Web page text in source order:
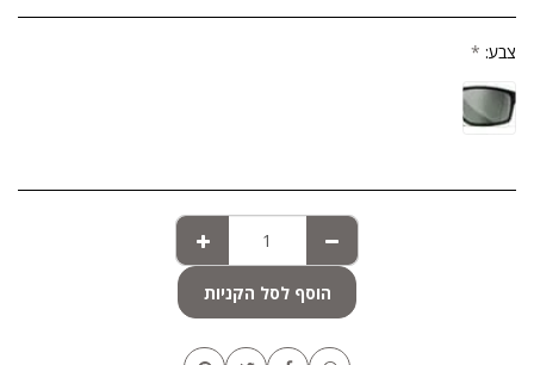
צבע: *
הוסף לסל הקניות